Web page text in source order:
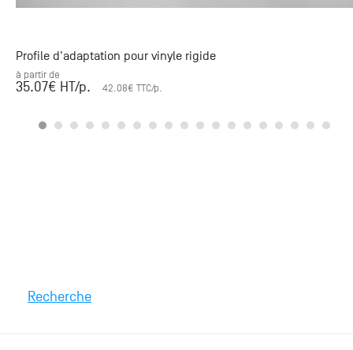
Profile d'adaptation pour vinyle rigide
à partir de
35.07€ HT/p. 42.08€ TTC/p.
Recherche